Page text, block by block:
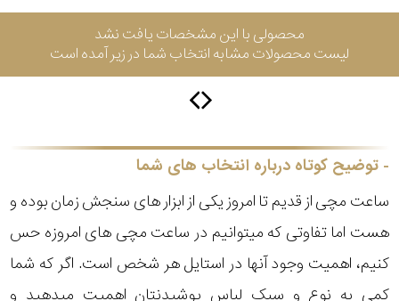
محصولی با این مشخصات یافت نشد
لیست محصولات مشابه انتخاب شما در زیر آمده است
توضیح کوتاه درباره انتخاب های شما
ساعت مچی از قدیم تا امروز یکی از ابزار های سنجش زمان بوده و
هست اما تفاوتی که میتوانیم در ساعت مچی های امروزه حس
کنیم، اهمیت وجود آنها در استایل هر شخص است. اگر که شما
کمی به نوع و سبک لباس پوشیدنتان اهمیت میدهید و
سیکو
سیتیزن
اورینت
پیلار